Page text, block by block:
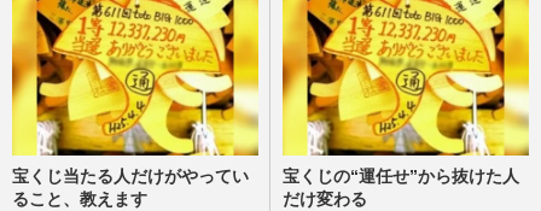
宝くじ当たる人だけがやってい
ること、教えます
宝くじの“運任せ”から抜けた人
だけ変わる